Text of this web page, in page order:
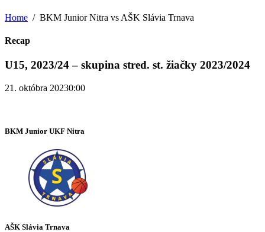
Home BKM Junior Nitra vs AŠK Slávia Trnava
Recap
U15, 2023/24 – skupina stred. st. žiačky 2023/2024
21. októbra 20230:00
BKM Junior UKF Nitra
AŠK Slávia Trnava